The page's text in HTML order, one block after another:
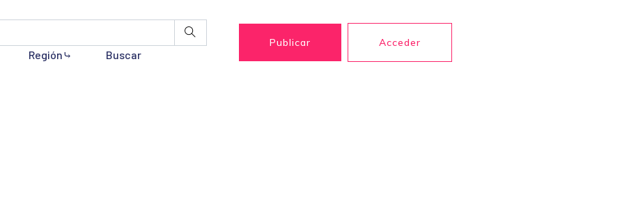
Región⤷ Buscar
Publicar Acceder